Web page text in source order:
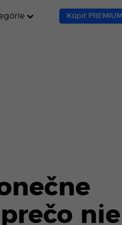
Kúpiť PREMIUM
nie